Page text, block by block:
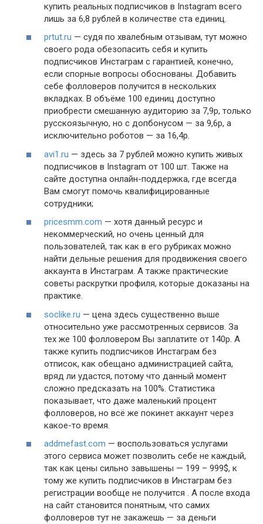
купить реальных подписчиков в Instagram всего
лишь за 6,8 рублей в количестве ста единиц.
prtut.ru — судя по хвалебным отзывам, тут можно
своего рода обезопасить себя и купить
подписчиков Инстаграм с гарантией, конечно,
если спорные вопросы обоснованы. Добавить
себе фолловеров получится в нескольких
вкладках. В объёме 100 единиц доступно
приобрести смешанную аудиторию за 7,9р, только
русскоязычную, но с допбонусом — за 9,6р, а
исключительно роботов — за 16,4р.
avi1.ru — здесь за 7 рублей можно купить живых
подписчиков в Instagram от 100 шт. Также на
сайте доступна онлайн-поддержка, где всегда
Вам смогут помочь квалифицированные
сотрудники;
pricesmm.com — хотя данный ресурс и
некоммерческий, но очень ценный для
пользователей, так как в его рубриках можно
найти дельные решения для продвижения своего
аккаунта в Инстаграм. А также практические
советы раскрутки профиля, которые доказаны на
практике.
soclike.ru — цена здесь существенно выше
относительно уже рассмотренных сервисов. За
тех же 100 фолловером Вы заплатите от 140р. А
также купить подписчиков Инстаграм без
отписок, как обещано администрацией сайта,
вряд ли удастся, потому что данный момент
сложно предсказать на 100%. Статистика
показывает, что даже маленький процент
фолловеров, но всё же покинет аккаунт через
какое-то время.
addmefast.com — воспользоваться услугами
этого сервиса может позволить себе не каждый,
так как цены сильно завышены — 199 – 999$, к
тому же купить подписчиков в Инстаграм без
регистрации вообще не получится . А после входа
на сайт становится понятным, что самих
фолловеров тут не закажешь — за деньги